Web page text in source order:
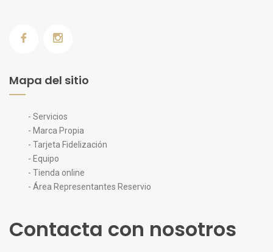
Mapa del sitio
- Servicios
- Marca Propia
- Tarjeta Fidelización
- Equipo
- Tienda online
- Área Representantes Reservio
Contacta con nosotros